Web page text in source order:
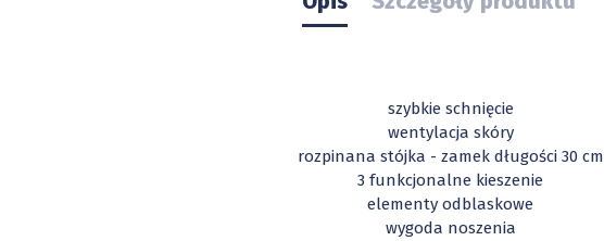
szybkie schnięcie
wentylacja skóry
rozpinana stójka - zamek długości 30 cm
3 funkcjonalne kieszenie
elementy odblaskowe
wygoda noszenia